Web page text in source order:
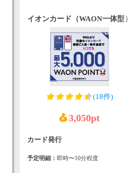
イオンカード（WAON一体型）
(18件)
3,050pt
カード発行
予定明細： 即時〜10分程度